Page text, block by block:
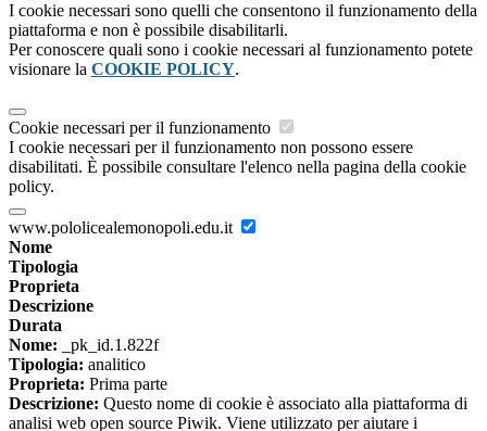
I cookie necessari sono quelli che consentono il funzionamento della
piattaforma e non è possibile disabilitarli.
Per conoscere quali sono i cookie necessari al funzionamento potete
visionare la COOKIE POLICY.
Cookie necessari per il funzionamento
I cookie necessari per il funzionamento non possono essere
disabilitati. È possibile consultare l'elenco nella pagina della cookie
policy.
www.pololicealemonopoli.edu.it
Nome
Tipologia
Proprieta
Descrizione
Durata
Nome: _pk_id.1.822f
Tipologia: analitico
Proprieta: Prima parte
Descrizione: Questo nome di cookie è associato alla piattaforma di
analisi web open source Piwik. Viene utilizzato per aiutare i